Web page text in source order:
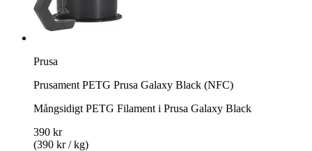
Prusa
Prusament PETG Prusa Galaxy Black (NFC)
Mångsidigt PETG Filament i Prusa Galaxy Black
390 kr
(390 kr / kg)